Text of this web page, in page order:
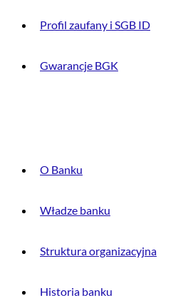
Profil zaufany i SGB ID
Gwarancje BGK
O Banku
Władze banku
Struktura organizacyjna
Historia banku